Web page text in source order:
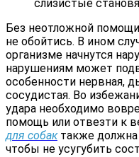
слизистые
Без неотложной помощи
не обойтись. В ином
организме начнутся
нарушениям может
особенности нервная,
сосудистая. Во
удара необходимо
помощь или отвезти к
для собактакже должна
чтобы не усугубить